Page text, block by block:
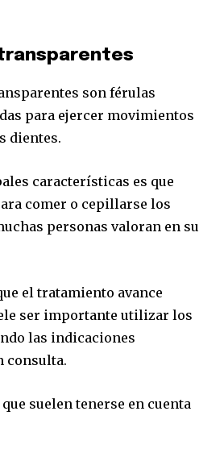
son férulas
para ejercer movimientos
dientes.
características es que
comer o cepillarse los
personas valoran en su
el tratamiento avance
ser importante utilizar los
las indicaciones
consulta.
suelen tenerse en cuenta